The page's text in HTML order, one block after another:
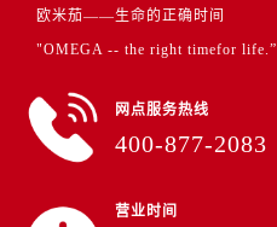
欧米茄——生命的正确时间
"OMEGA -- the right timefor life.”
网点服务热线
400-877-2083
营业时间